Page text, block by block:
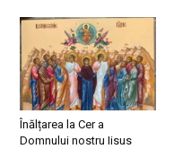
Înălțarea la Cer a
Domnului nostru Iisus